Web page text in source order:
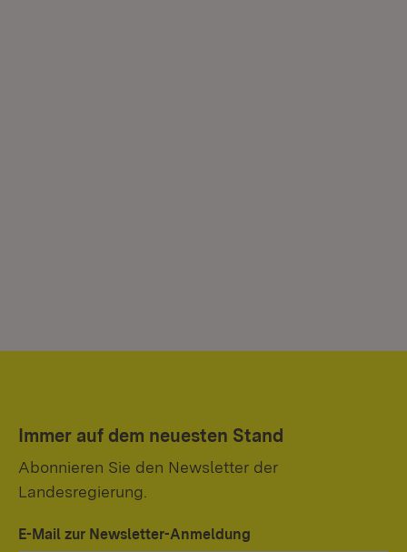
Immer auf dem neuesten Stand
Abonnieren Sie den Newsletter der
Landesregierung.
E-Mail zur Newsletter-Anmeldung